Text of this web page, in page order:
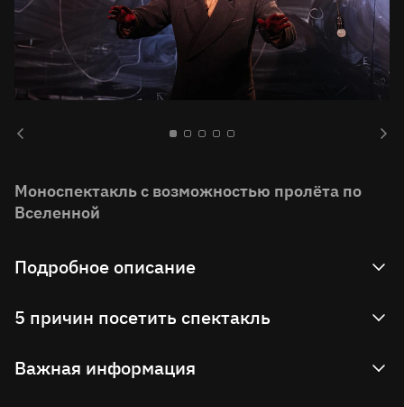
Моноспектакль с возможностью пролёта по
Вселенной
Подробное описание
Да, да, да! Это тот самый! Тот самый Стивен
Хокинг – пожалуй, самый известный
Да! Это он!
5 причин посетить спектакль
Узнать, почему Стивена Хокинга называют
рок-звездой научного мира
Важная информация